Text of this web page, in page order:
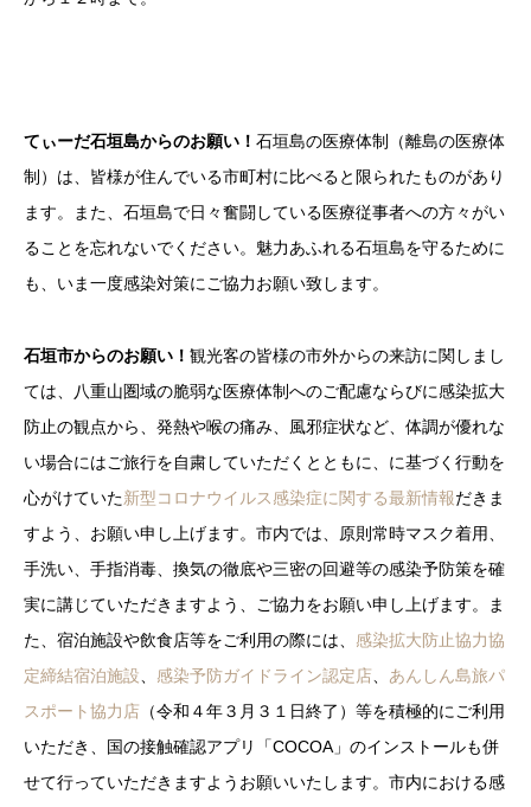
てぃーだ石垣島からのお願い！ 石垣島の医療体制（離島の医療体
制）は、皆様が住んでいる市町村に比べると限られたものがあり
ます。また、石垣島で日々奮闘している医療従事者への方々がい
ることを忘れないでください。魅力あふれる石垣島を守るために
も、いま一度感染対策にご協力お願い致します。
石垣市からのお願い！ 観光客の皆様の市外からの来訪に関しまし
ては、八重山圏域の脆弱な医療体制へのご配慮ならびに感染拡大
防止の観点から、発熱や喉の痛み、風邪症状など、体調が優れな
い場合にはご旅行を自粛していただくとともに、に基づく行動を
心がけていた新型コロナウイルス感染症に関する最新情報だきま
すよう、お願い申し上げます。市内では、原則常時マスク着用、
手洗い、手指消毒、換気の徹底や三密の回避等の感染予防策を確
実に講じていただきますよう、ご協力をお願い申し上げます。ま
た、宿泊施設や飲食店等をご利用の際には、 感染拡大防止協力協
定締結宿泊施設、 感染予防ガイドライン認定店、 あんしん島旅パ
スポート協力店 （令和４年３月３１日終了）等を積極的にご利用
いただき、国の接触確認アプリ「COCOA」のインストールも併
せて行っていただきますようお願いいたします。市内における感